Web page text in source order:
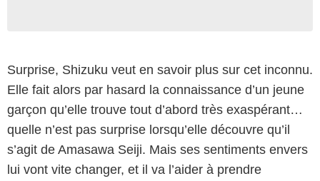
Surprise, Shizuku veut en savoir plus sur cet inconnu.
Elle fait alors par hasard la connaissance d’un jeune
garçon qu’elle trouve tout d’abord très exaspérant…
quelle n’est pas surprise lorsqu’elle découvre qu’il
s’agit de Amasawa Seiji. Mais ses sentiments envers
lui vont vite changer, et il va l’aider à prendre